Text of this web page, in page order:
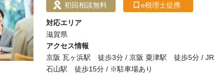
初回相談無料 e税理士提携
対応エリア
滋賀県
アクセス情報
京阪 瓦ヶ浜駅 徒歩3分 / 京阪 粟津駅 徒歩5分 / JR
石山駅 徒歩15分 / ※駐車場あり